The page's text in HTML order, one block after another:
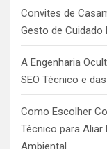
Convites de
Gesto de Cuidado
A Engenharia
SEO Técnico e
Como Escolher
Técnico para Aliar
Ambiental